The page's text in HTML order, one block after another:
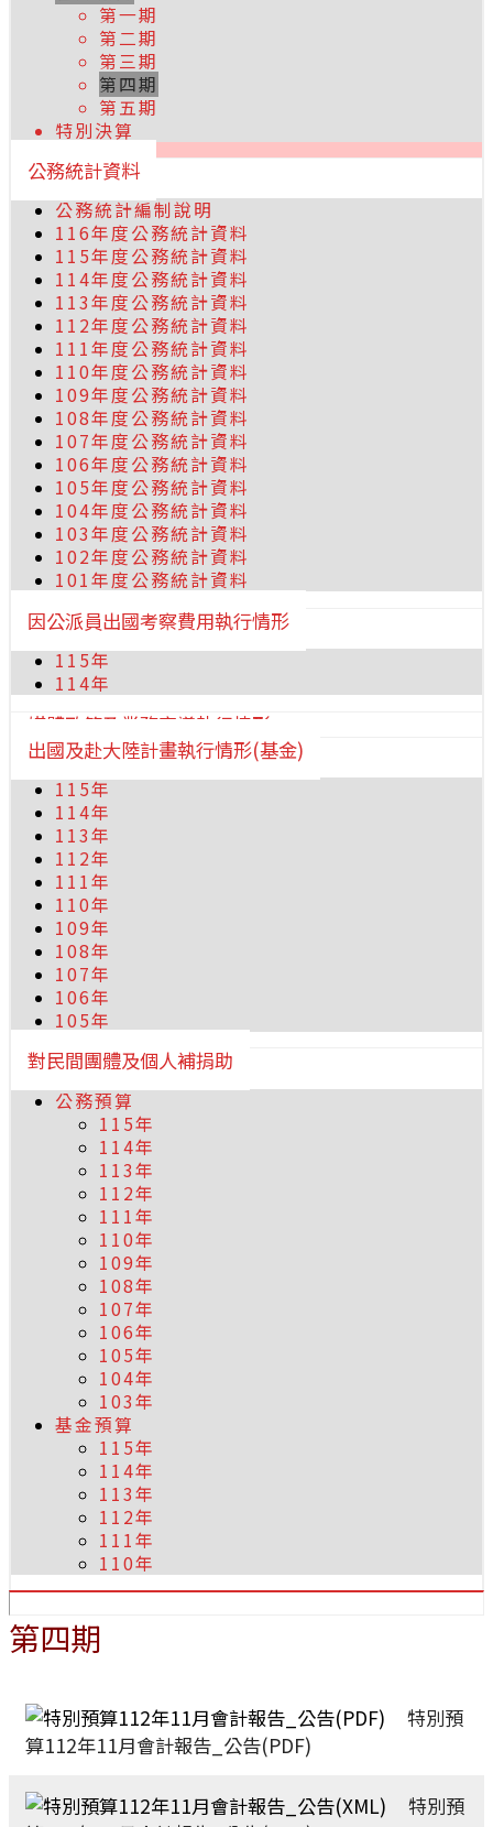
第一期
第二期
第三期
第四期
第五期
特別決算
公務統計資料
公務統計編制說明
116年度公務統計資料
115年度公務統計資料
114年度公務統計資料
113年度公務統計資料
112年度公務統計資料
111年度公務統計資料
110年度公務統計資料
109年度公務統計資料
108年度公務統計資料
107年度公務統計資料
106年度公務統計資料
105年度公務統計資料
104年度公務統計資料
103年度公務統計資料
102年度公務統計資料
101年度公務統計資料
因公派員出國考察費用執行情形
115年
114年
媒體政策及業務宣導執行情形
出國及赴大陸計畫執行情形(基金)
115年
114年
113年
112年
111年
110年
109年
108年
107年
106年
105年
對民間團體及個人補捐助
公務預算
115年
114年
113年
112年
111年
110年
109年
108年
107年
106年
105年
104年
103年
基金預算
115年
114年
113年
112年
111年
110年
第四期
特別預
算112年11月會計報告_公告(PDF)
特別預